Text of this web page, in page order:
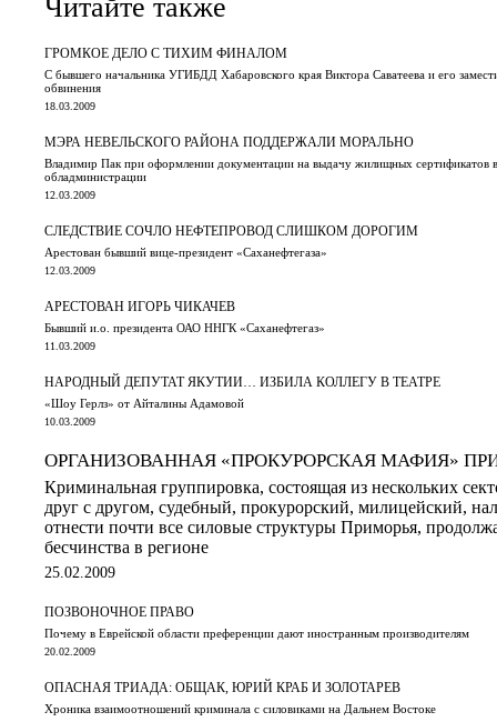
Читайте также
ГРОМКОЕ ДЕЛО С ТИХИМ ФИНАЛОМ
С бывшего начальника УГИБДД Хабаровского края Виктора Саватеева и его
обвинения
18.03.2009
МЭРА НЕВЕЛЬСКОГО РАЙОНА ПОДДЕРЖАЛИ МОРАЛЬНО
Владимир Пак при оформлении документации на выдачу жилищных сертификатов
обладминистрации
12.03.2009
СЛЕДСТВИЕ СОЧЛО НЕФТЕПРОВОД СЛИШКОМ ДОРОГИМ
Арестован бывший вице-президент «Саханефтегаза»
12.03.2009
АРЕСТОВАН ИГОРЬ ЧИКАЧЕВ
Бывший и.о. президента ОАО ННГК «Саханефтегаз»
11.03.2009
НАРОДНЫЙ ДЕПУТАТ ЯКУТИИ… ИЗБИЛА КОЛЛЕГУ В ТЕАТРЕ
«Шоу Герлз» от Айталины Адамовой
10.03.2009
ОРГАНИЗОВАННАЯ «ПРОКУРОРСКАЯ МАФИЯ»
Криминальная группировка, состоящая из нескольких
друг с другом, судебный, прокурорский, милицейский,
отнести почти все силовые структуры Приморья,
бесчинства в регионе
25.02.2009
ПОЗВОНОЧНОЕ ПРАВО
Почему в Еврейской области преференции дают иностранным производителям
20.02.2009
ОПАСНАЯ ТРИАДА: ОБЩАК, ЮРИЙ КРАБ И ЗОЛОТАРЕВ
Хроника взаимоотношений криминала с силовиками на Дальнем Востоке